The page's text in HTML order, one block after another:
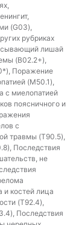
(G03),
рубриках
лишай
(B02.2+),
Поражение
(M50.1),
с миелопатией
поясничного и
с
травмы (T90.5),
Последствия
не
и костей лица
(T92.4),
Последствия